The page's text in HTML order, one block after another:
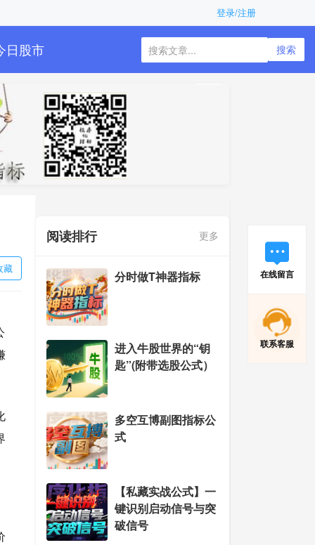
登录/注册
日股市 搜索
藏
阅读排行 更多
分时做T神器指标
进入牛股世界的“钥
匙”(附带选股公式）
多空互博副图指标公
式
【私藏实战公式】一
键识别启动信号与突
破信号
在线留言
联系客服